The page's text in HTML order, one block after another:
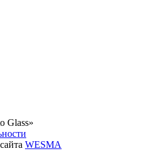
Glass»
WESMA